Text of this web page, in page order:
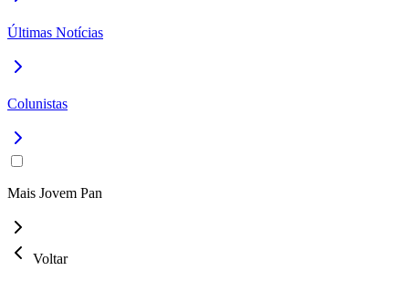
Últimas Notícias
Colunistas
Mais Jovem Pan
Voltar